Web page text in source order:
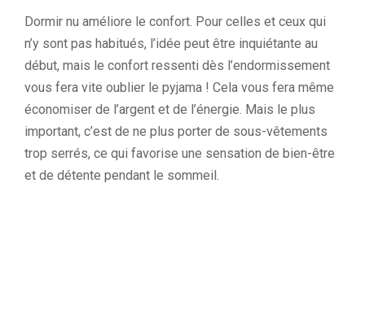
Dormir nu améliore le confort. Pour celles et ceux qui
n’y sont pas habitués, l’idée peut être inquiétante au
début, mais le confort ressenti dès l’endormissement
vous fera vite oublier le pyjama ! Cela vous fera même
économiser de l’argent et de l’énergie. Mais le plus
important, c’est de ne plus porter de sous-vêtements
trop serrés, ce qui favorise une sensation de bien-être
et de détente pendant le sommeil.